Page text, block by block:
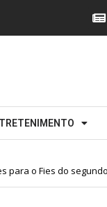
o Fies do segundo